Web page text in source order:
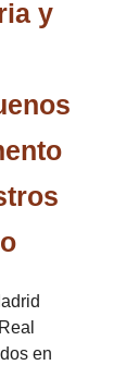
y
en